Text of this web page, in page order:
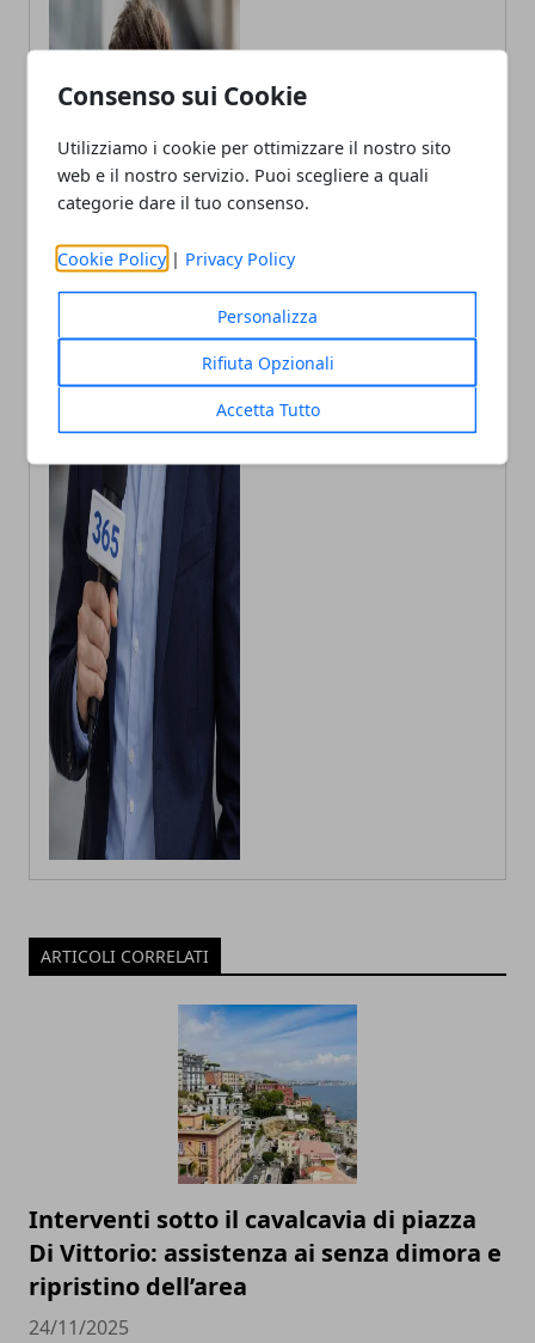
Consenso sui Cookie
Utilizziamo i cookie per ottimizzare il nostro sito
web e il nostro servizio. Puoi scegliere a quali
categorie dare il tuo consenso.
Cookie Policy | Privacy Policy
Personalizza
Rifiuta Opzionali
Accetta Tutto
Andrea Bianchi
Autore di articoli di attualità, casa e
tech porto in Italia le ultime novità.
ARTICOLI CORRELATI
Interventi sotto il cavalcavia di piazza
Di Vittorio: assistenza ai senza dimora e
ripristino dell’area
24/11/2025